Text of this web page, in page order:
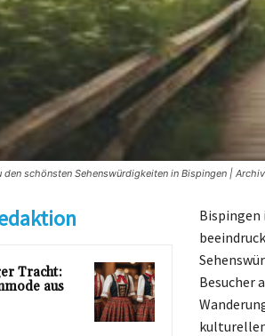
den schönsten Sehenswürdigkeiten in Bispingen |
Tracht:
aus
Bispingen
Besucher